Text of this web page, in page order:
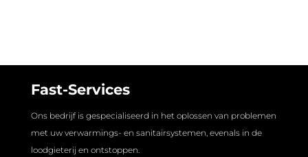
Fast-Services
Ons bedrijf is gespecialiseerd in het oplossen van problemen
met uw verwarmings- en sanitairsystemen, evenals in de
loodgieterij en ontstoppen.